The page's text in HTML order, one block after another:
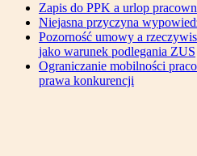
Zapis do PPK a urlop
Niejasna przyczyna
Pozorność umowy a
jako warunek podlegania ZUS
Ograniczanie mobilności
prawa konkurencji